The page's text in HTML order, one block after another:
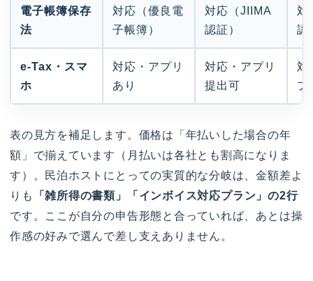
電子帳簿保存
法
対応（優良電
子帳簿）
対応（JIIMA
認証）
対
認
e-Tax・スマ
ホ
対応・アプリ
あり
対応・アプリ
提出可
対
プ
表の見方を補足します。価格は「年払いした場合の年
額」で揃えています（月払いは各社とも割高になりま
す）。民泊ホストにとっての実質的な分岐は、金額差よ
りも
「雑所得の書類」「インボイス対応プラン」の2行
です。ここが自分の申告形態と合っていれば、あとは操
作感の好みで選んで差し支えありません。